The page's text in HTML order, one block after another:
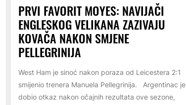
PRVI FAVORIT MOYES: NAVIJAČI
ENGLESKOG VELIKANA ZAZIVAJU
KOVAČA NAKON SMJENE
PELLEGRINIJA
West Ham je sinoć nakon poraza od Leicestera 2:1
smijenio trenera Manuela Pellegrinija. Argentinac je
dobio otkaz nakon očajnih rezultata ove sezone,